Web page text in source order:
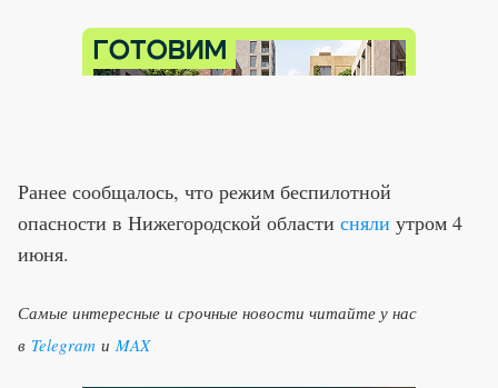
Ранее сообщалось, что режим беспилотной
опасности в Нижегородской области сняли утром 4
июня.
Самые интересные и срочные новости читайте у нас
в Telegram и MAX